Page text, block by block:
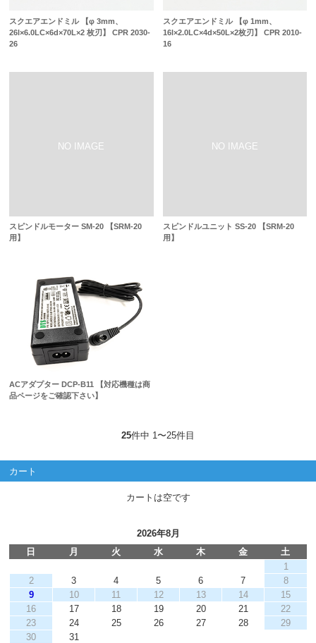
スクエアエンドミル 【φ 3mm、
26l×6.0LC×6d×70L×2 枚刃】 CPR 2030-
26
スクエアエンドミル 【φ 1mm、
16l×2.0LC×4d×50L×2枚刃】 CPR 2010-
16
スピンドルモーター SM-20 【SRM-20
用】
スピンドルユニット SS-20 【SRM-20
用】
ACアダプター DCP-B11 【対応機種は商
品ページをご確認下さい】
25件中 1〜25件目
カート
カートは空です
2026年8月
日
月 火 水 木 金
土
1
2
3 4 5 6 7
8
9
10 11 12 13 14
15
16
17 18 19 20 21
22
23
24 25 26 27 28
29
30
31